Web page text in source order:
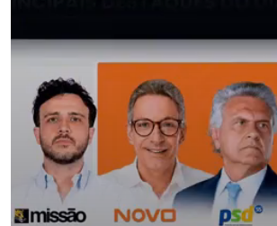
para não perder nenhuma atualização! Ouça O